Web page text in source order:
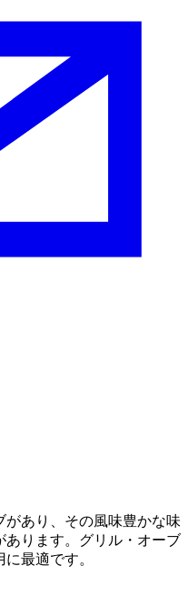
があり、その風味豊かな味
あります。グリル・オーブ
最適です。